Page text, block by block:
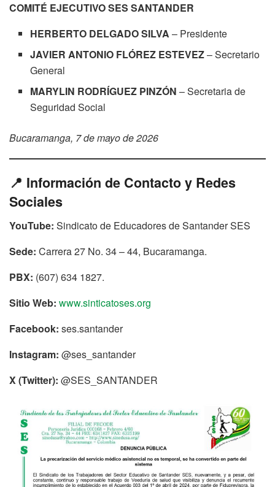
COMITÉ EJECUTIVO SES SANTANDER
HERBERTO DELGADO SILVA – Presidente
JAVIER ANTONIO FLÓREZ ESTEVEZ– Secretario
General
MARYLIN RODRÍGUEZ PINZÓN – Secretaria de
Seguridad Social
Bucaramanga, 7 de mayo de 2026
📍 Información de Contacto y Redes
Sociales
YouTube: Sindicato de Educadores de Santander SES
Sede: Carrera 27 No. 34 – 44, Bucaramanga.
PBX: (607) 634 1827.
Sitio Web: www.sinticatoses.org
Facebook: ses.santander
Instagram: @ses_santander
X (Twitter): @SES_SANTANDER